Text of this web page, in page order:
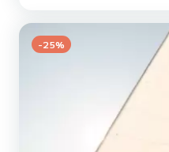
toilette avec
-25%